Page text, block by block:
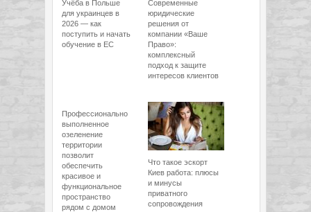
Учёба в Польше
для украинцев в
2026 — как
поступить и начать
обучение в ЕС
Современные
юридические
решения от
компании «Ваше
Право»:
комплексный
подход к защите
интересов клиентов
Профессионально
выполненное
озеленение
территории
позволит
обеспечить
красивое и
функциональное
пространство
рядом с домом
Что такое эскорт
Киев работа: плюсы
и минусы
приватного
сопровождения